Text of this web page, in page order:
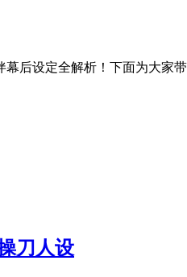
后设定全解析！下面为大家
刀人设